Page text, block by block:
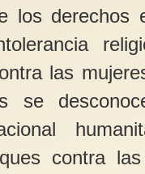
los derechos
las
se
contra